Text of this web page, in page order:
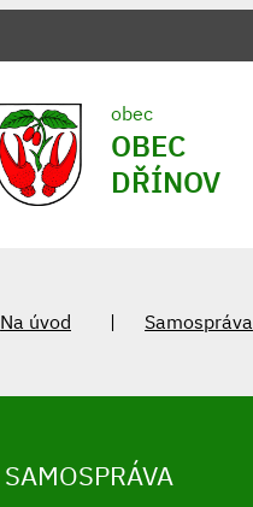
obec
OBEC
DŘÍNOV
Na úvod Samospráva
SAMOSPRÁVA